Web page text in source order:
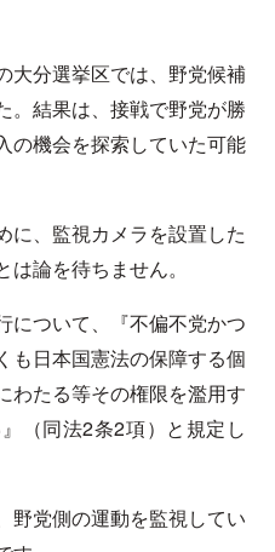
大分選挙区では、野党候補
。結果は、接戦で野党が勝
の機会を探索していた可能
に、監視カメラを設置した
論を待ちません。
について、『不偏不党かつ
も日本国憲法の保障する個
わたる等その権限を濫用す
（同法2条2項）と規定し
野党側の運動を監視してい